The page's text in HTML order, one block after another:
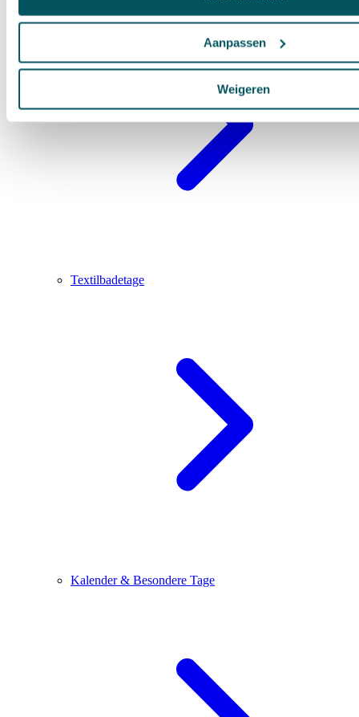
Aanpassen
Weigeren
Textilbadetage
Kalender & Besondere Tage